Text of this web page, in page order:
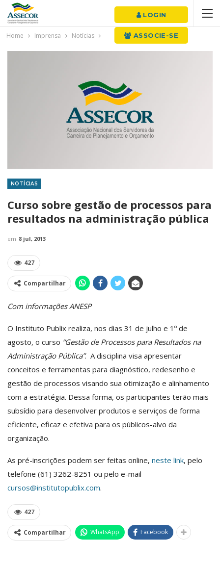
LOGIN
ASSOCIE-SE
Home Imprensa Notícias
NOTÍCIAS
Curso sobre gestão de processos para
resultados na administração pública
em 8 jul, 2013
427
Compartilhar
Com informações ANESP
O Instituto Publix realiza, nos dias 31 de julho e 1º de
agosto, o curso “Gestão de Processos para Resultados na
Administração Pública”. A disciplina visa apresentar
conceitos e ferramentas para diagnóstico, redesenho e
gestão de processos visando sua otimização e alinhamento
com a estratégia. Dessa forma, os participantes terão mais
subsídio para desenvolver produtos e serviços de forma
eficiente, eficaz e efetiva para os públicos-alvo da
organização.
As pré-inscrições podem ser feitas online, neste link, pelo
telefone (61) 3262-8251 ou pelo e-mail
cursos@institutopublix.com.
427
Compartilhar WhatsApp Facebook